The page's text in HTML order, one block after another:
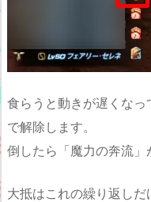
食らうと動きが遅くな
で解除します。
倒したら「魔力の奔流」
大抵はこれの繰り返し